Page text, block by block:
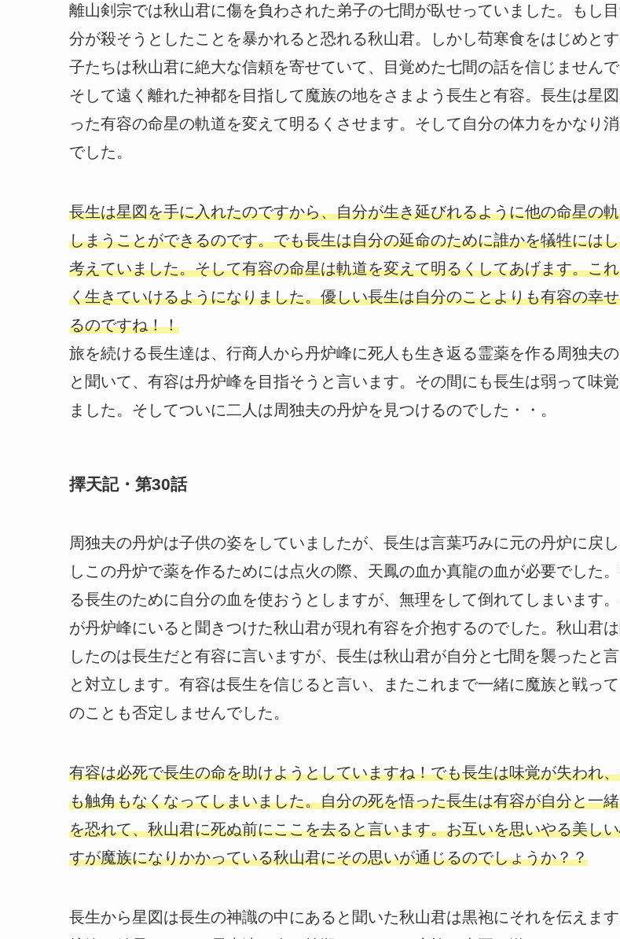
離山剣宗では秋山君に傷を負わされた弟子の七間が臥せっていました。もし
分が殺そうとしたことを暴かれると恐れる秋山君。しかし苟寒食をはじめと
子たちは秋山君に絶大な信頼を寄せていて、目覚めた七間の話を信じませんで
そして遠く離れた神都を目指して魔族の地をさまよう長生と有容。長生は星
った有容の命星の軌道を変えて明るくさせます。そして自分の体力をかなり
でした。
長生は星図を手に入れたのですから、自分が生き延びれるように他の命星の
しまうことができるのです。でも長生は自分の延命のために誰かを犠牲には
考えていました。そして有容の命星は軌道を変えて明るくしてあげます。こ
く生きていけるようになりました。優しい長生は自分のことよりも有容の幸
るのですね！！
旅を続ける長生達は、行商人から丹炉峰に死人も生き返る霊薬を作る周独夫
と聞いて、有容は丹炉峰を目指そうと言います。その間にも長生は弱って味
ました。そしてついに二人は周独夫の丹炉を見つけるのでした・・。
擇天記・第30話
周独夫の丹炉は子供の姿をしていましたが、長生は言葉巧みに元の丹炉に戻
しこの丹炉で薬を作るためには点火の際、天鳳の血か真龍の血が必要でした
る長生のために自分の血を使おうとしますが、無理をして倒れてしまいます
が丹炉峰にいると聞きつけた秋山君が現れ有容を介抱するのでした。秋山君
したのは長生だと有容に言いますが、長生は秋山君が自分と七間を襲ったと
と対立します。有容は長生を信じると言い、またこれまで一緒に魔族と戦っ
のことも否定しませんでした。
有容は必死で長生の命を助けようとしていますね！でも長生は味覚が失われ
も触角もなくなってしまいました。自分の死を悟った長生は有容が自分と一
を恐れて、秋山君に死ぬ前にここを去ると言います。お互いを思いやる美し
すが魔族になりかかっている秋山君にその思いが通じるのでしょうか？？
長生から星図は長生の神識の中にあると聞いた秋山君は黒袍にそれを伝えま